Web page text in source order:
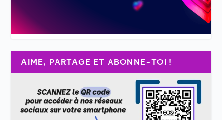
AIME, PARTAGE ET ABONNE-TOI !